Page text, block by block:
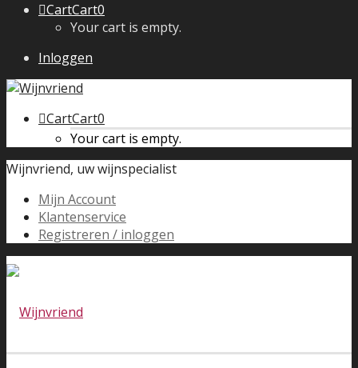
CartCart0
Your cart is empty.
Inloggen
CartCart0
Your cart is empty.
Wijnvriend, uw wijnspecialist
Mijn Account
Klantenservice
Registreren / inloggen